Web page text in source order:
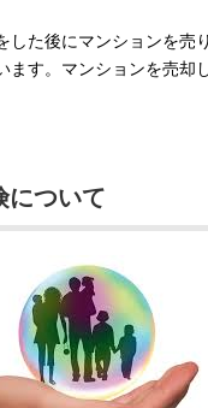
した後にマンションを売
ます。マンションを売却
について